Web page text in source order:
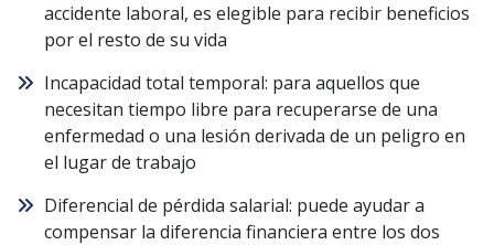
accidente laboral, es elegible para recibir beneficios
por el resto de su vida
Incapacidad total temporal: para aquellos que
necesitan tiempo libre para recuperarse de una
enfermedad o una lesión derivada de un peligro en
el lugar de trabajo
Diferencial de pérdida salarial: puede ayudar a
compensar la diferencia financiera entre los dos